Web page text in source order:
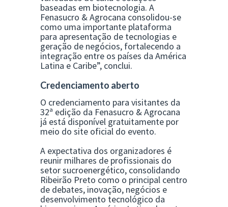
baseadas em biotecnologia. A
Fenasucro & Agrocana consolidou-se
como uma importante plataforma
para apresentação de tecnologias e
geração de negócios, fortalecendo a
integração entre os países da América
Latina e Caribe”, conclui.
Credenciamento aberto
O credenciamento para visitantes da
32ª edição da Fenasucro & Agrocana
já está disponível gratuitamente por
meio do site oficial do evento.
A expectativa dos organizadores é
reunir milhares de profissionais do
setor sucroenergético, consolidando
Ribeirão Preto como o principal centro
de debates, inovação, negócios e
desenvolvimento tecnológico da